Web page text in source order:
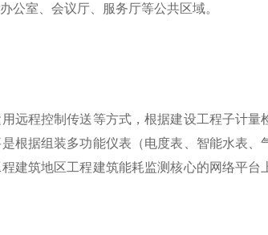
公室、会议厅、服务厅等公共区域。
远程控制传送等方式，根据建设工程子计
根据组装多功能仪表（电度表、智能水表
建筑地区工程建筑能耗监测核心的网络平